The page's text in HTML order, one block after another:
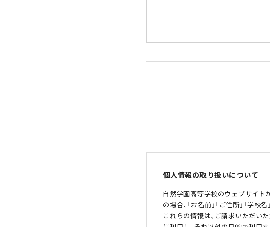
個人情報の取り扱いについて
自然学園高等学校のウェブサイト
の場合、「お名前」「ご住所」「学
これらの情報は、ご請求いただい